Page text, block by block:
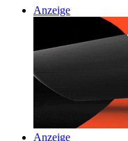
Anzeige
Anzeige